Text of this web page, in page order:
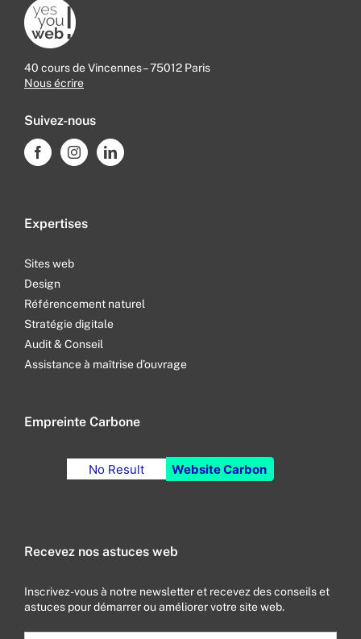
40 cours de Vincennes – 75012 Paris
Nous écrire
Suivez-nous
Expertises
Sites web
Design
Référencement naturel
Stratégie digitale
Audit & Conseil
Assistance à maîtrise d’ouvrage
Empreinte Carbone
No Result Website Carbon
Recevez nos astuces web
Inscrivez-vous à notre newsletter et recevez des conseils et
astuces pour démarrer ou améliorer votre site web.